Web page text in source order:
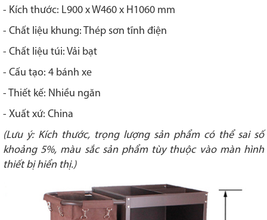
- Kích thước: L900 x W460 x H1060 mm
- Chất liệu khung: Thép sơn tĩnh điện
- Chất liệu túi: Vải bạt
- Cấu tạo: 4 bánh xe
- Thiết kế: Nhiều ngăn
- Xuất xứ: China
(Lưu ý: Kích thước, trọng lượng sản phẩm có thể sai số
khoảng 5%, màu sắc sản phẩm tùy thuộc vào màn hình
thiết bị hiển thị.)